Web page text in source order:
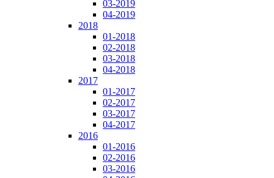
03-2019
04-2019
2018
01-2018
02-2018
03-2018
04-2018
2017
01-2017
02-2017
03-2017
04-2017
2016
01-2016
02-2016
03-2016